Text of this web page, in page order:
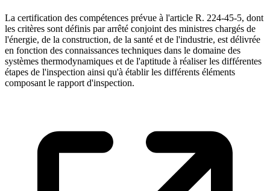
La certification des compétences prévue à l'article R. 224-45-5, dont
les critères sont définis par arrêté conjoint des ministres chargés de
l'énergie, de la construction, de la santé et de l'industrie, est délivrée
en fonction des connaissances techniques dans le domaine des
systèmes thermodynamiques et de l'aptitude à réaliser les différentes
étapes de l'inspection ainsi qu'à établir les différents éléments
composant le rapport d'inspection.